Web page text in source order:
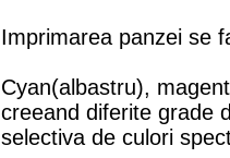
Imprimarea panzei se
Cyan(albastru),
creeand diferite grade
selectiva de culori